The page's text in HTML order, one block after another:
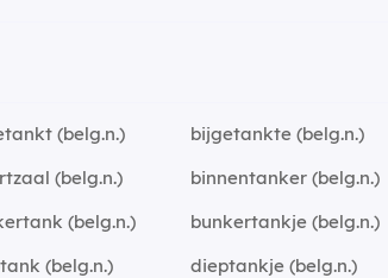
(belg.n.)
bijgetankte (belg.n.)
(belg.n.)
binnentanker (belg.n.)
(belg.n.)
bunkertankje (belg.n.)
(belg.n.)
dieptankje (belg.n.)